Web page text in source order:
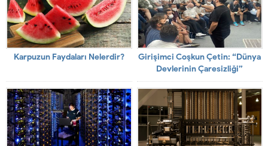
Karpuzun Faydaları Nelerdir?
Girişimci Coşkun Çetin: “Dünya
Devlerinin Çaresizliği”